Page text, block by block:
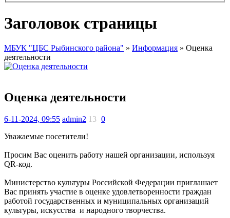
Заголовок страницы
МБУК "ЦБС Рыбинского района" » Информация » Оценка
деятельности
Оценка деятельности
6-11-2024, 09:55 admin2 13 0
Уважаемые посетители!
Просим Вас оценить работу нашей организации, используя
QR-код.
Министерство культуры Российской Федерации приглашает
Вас принять участие в оценке удовлетворенности граждан
работой государственных и муниципальных организаций
культуры, искусства и народного творчества.